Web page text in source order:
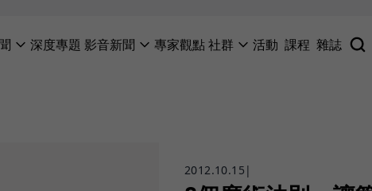
深度專題 影音新聞 專家觀點社群 活動 課程 雜誌
2012.10.15 |